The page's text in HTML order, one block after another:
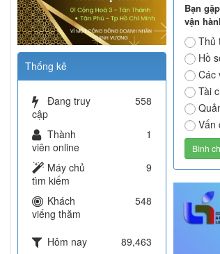
Bạn
vận
Thủ
Hồ
Các
Tài
Vấn
Thống kê
Đang truy
cập
558
Thành
viên online
1
Máy chủ
tìm kiếm
9
Khách
viếng thăm
548
Hôm nay
89,463